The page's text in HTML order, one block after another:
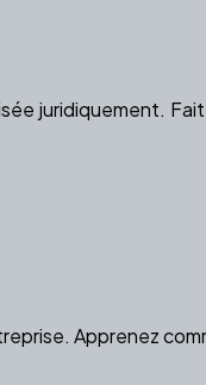
juridiquement.
Apprenez